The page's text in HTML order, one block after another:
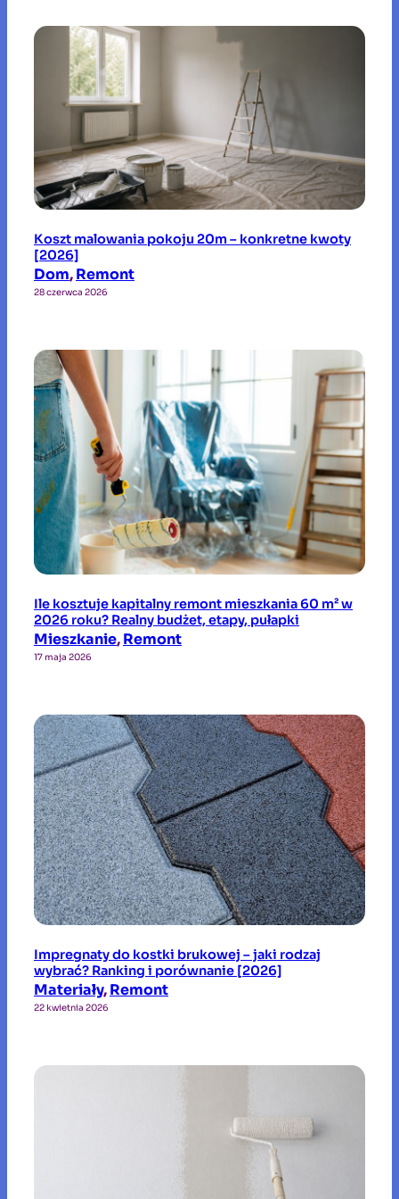
Koszt malowania pokoju 20m – konkretne kwoty
[2026]
Dom, Remont
28 czerwca 2026
Ile kosztuje kapitalny remont mieszkania 60 m² w
2026 roku? Realny budżet, etapy, pułapki
Mieszkanie, Remont
17 maja 2026
Impregnaty do kostki brukowej – jaki rodzaj
wybrać? Ranking i porównanie [2026]
Materiały, Remont
22 kwietnia 2026